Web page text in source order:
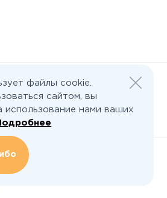
за нами:
файлы cookie.
сайтом, вы
использование нами ваших